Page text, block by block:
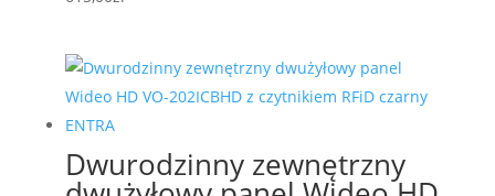
Dwurodzinny zewnętrzny